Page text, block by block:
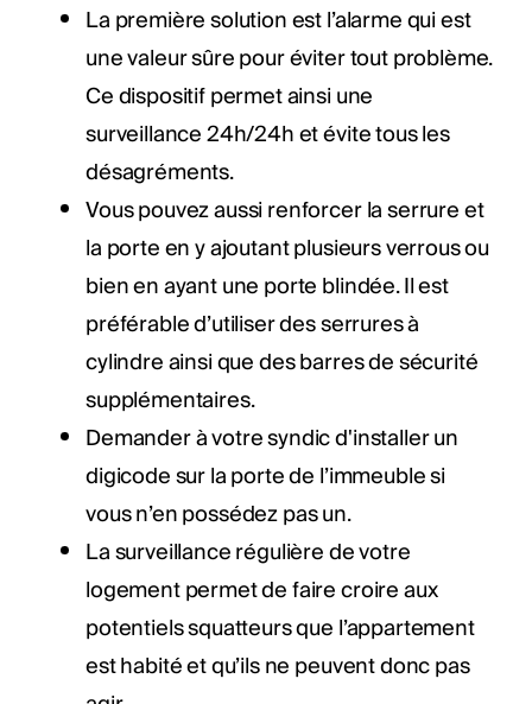
La première solution est l’alarme qui est
une valeur sûre pour éviter tout problème.
Ce dispositif permet ainsi une
surveillance 24h/24h et évite tous les
désagréments.
Vous pouvez aussi renforcer la serrure et
la porte en y ajoutant plusieurs verrous ou
bien en ayant une porte blindée. Il est
préférable d’utiliser des serrures à
cylindre ainsi que des barres de sécurité
supplémentaires.
Demander à votre syndic d'installer un
digicode sur la porte de l’immeuble si
vous n’en possédez pas un.
La surveillance régulière de votre
logement permet de faire croire aux
potentiels squatteurs que l’appartement
est habité et qu’ils ne peuvent donc pas